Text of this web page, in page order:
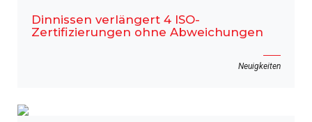
Dinnissen verlängert 4 ISO-
Zertifizierungen ohne Abweichungen
Neuigkeiten